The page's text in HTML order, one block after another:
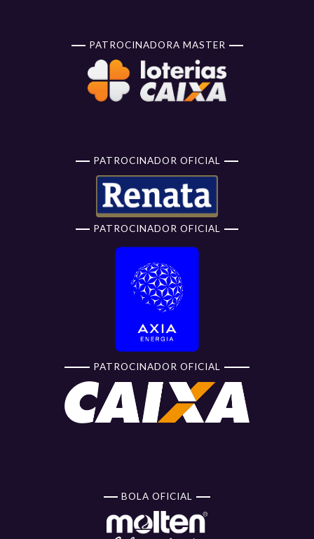
PATROCINADORA MASTER
PATROCINADOR OFICIAL
PATROCINADOR OFICIAL
PATROCINADOR OFICIAL
BOLA OFICIAL